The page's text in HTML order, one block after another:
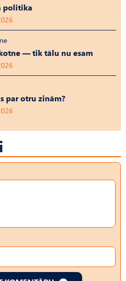
politika
— tik tālu nu esam
par otru zinām?